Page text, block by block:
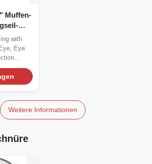
Muffen-
with
Eye
Weitere Informationen